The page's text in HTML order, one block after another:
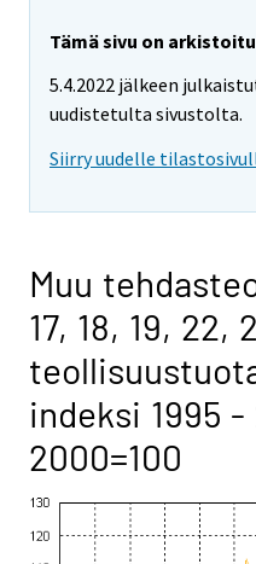
Tämä sivu on
5.4.2022 jälkeen
uudistetulta sivustolta.
Siirry uudelle
Muu
17, 18, 19, 22,
indeksi 1995
2000=100